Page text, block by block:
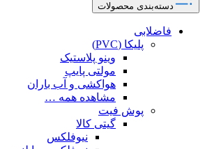
دسته‌بندی محصولات
فاضلابی
پلیکا (PVC)
وینو پلاستیک
مولتی پایپ
هواکشی و آب باران
مشاهده همه …
پوش فیت
گیتی کالا
نیوفلکس